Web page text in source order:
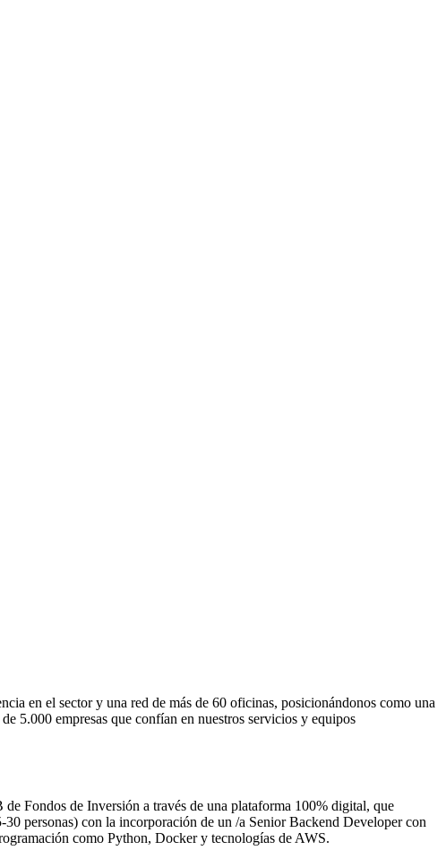
en el sector y una red de más de 60 oficinas, posicionándonos como una
5.000 empresas que confían en nuestros servicios y equipos
Fondos de Inversión a través de una plataforma 100% digital, que
personas) con la incorporación de un /a Senior Backend Developer con
como Python, Docker y tecnologías de AWS.